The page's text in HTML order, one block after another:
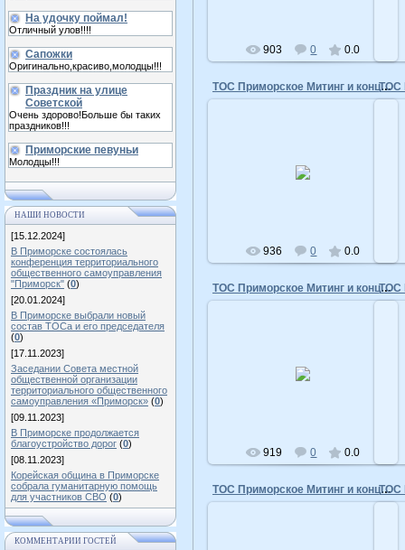
На удочку поймал!
Отличный улов!!!!
Сапожки
Оригинально,красиво,молодцы!!!
Праздник на улице
Советской
Очень здорово!Больше бы таких
праздников!!!
Приморские певуньи
Молодцы!!!
НАШИ НОВОСТИ
[15.12.2024]
В Приморске состоялась
конференция территориального
общественного самоуправления
"Приморск" (0)
[20.01.2024]
В Приморске выбрали новый
состав ТОСа и его председателя
(0)
[17.11.2023]
Заседании Совета местной
общественной организации
территориального общественного
самоуправления «Приморск» (0)
[09.11.2023]
В Приморске продолжается
благоустройство дорог (0)
[08.11.2023]
Корейская община в Приморске
собрала гуманитарную помощь
для участников СВО (0)
КОММЕНТАРИИ ГОСТЕЙ
903 0 0.0
ТОС Приморское Митинг и концерт 9 мая 2015 год
936 0 0.0
ТОС Приморское Митинг и концерт 9 мая 2015 год
919 0 0.0
ТОС Приморское Митинг и концерт 9 мая 2015 год